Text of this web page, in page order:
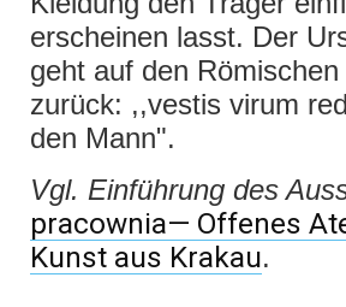
erscheinen lasst. Der
geht auf den
zurück: ,,vestis virum
den Mann".
Vgl. Einführung des
pracownia— Offenes
Kunst aus Krakau.